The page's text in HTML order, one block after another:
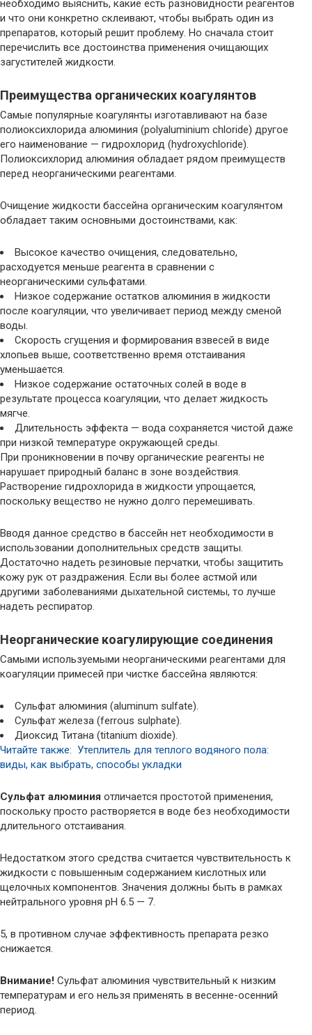
необходимо выяснить, какие есть разновидности реагентов
и что они конкретно склеивают, чтобы выбрать один из
препаратов, который решит проблему. Но сначала стоит
перечислить все достоинства применения очищающих
загустителей жидкости.
Преимущества органических коагулянтов
Самые популярные коагулянты изготавливают на базе
полиоксихлорида алюминия (polyaluminium chloride) другое
его наименование — гидрохлорид (hydroxychloride).
Полиоксихлорид алюминия обладает рядом преимуществ
перед неорганическими реагентами.
Очищение жидкости бассейна органическим коагулянтом
обладает таким основными достоинствами, как:
Высокое качество очищения, следовательно,
расходуется меньше реагента в сравнении с
неорганическими сульфатами.
Низкое содержание остатков алюминия в жидкости
после коагуляции, что увеличивает период между сменой
воды.
Скорость сгущения и формирования взвесей в виде
хлопьев выше, соответственно время отстаивания
уменьшается.
Низкое содержание остаточных солей в воде в
результате процесса коагуляции, что делает жидкость
мягче.
Длительность эффекта — вода сохраняется чистой даже
при низкой температуре окружающей среды.
При проникновении в почву органические реагенты не
нарушает природный баланс в зоне воздействия.
Растворение гидрохлорида в жидкости упрощается,
поскольку вещество не нужно долго перемешивать.
Вводя данное средство в бассейн нет необходимости в
использовании дополнительных средств защиты.
Достаточно надеть резиновые перчатки, чтобы защитить
кожу рук от раздражения. Если вы более астмой или
другими заболеваниями дыхательной системы, то лучше
надеть респиратор.
Неорганические коагулирующие соединения
Самыми используемыми неорганическими реагентами для
коагуляции примесей при чистке бассейна являются:
Сульфат алюминия (aluminum sulfate).
Сульфат железа (ferrous sulphate).
Диоксид Титана (titanium dioxide).
Читайте также: Утеплитель для теплого водяного пола:
виды, как выбрать, способы укладки
Сульфат алюминия отличается простотой применения,
поскольку просто растворяется в воде без необходимости
длительного отстаивания.
Недостатком этого средства считается чувствительность к
жидкости с повышенным содержанием кислотных или
щелочных компонентов. Значения должны быть в рамках
нейтрального уровня рН 6.5 — 7.
5, в противном случае эффективность препарата резко
снижается.
Внимание! Сульфат алюминия чувствительный к низким
температурам и его нельзя применять в весенне-осенний
период.